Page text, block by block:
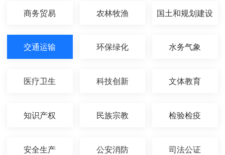
商务贸易 农林牧渔 国土和规划建设
交通运输 环保绿化 水务气象
医疗卫生 科技创新 文体教育
知识产权 民族宗教 检验检疫
安全生产 公安消防 司法公证